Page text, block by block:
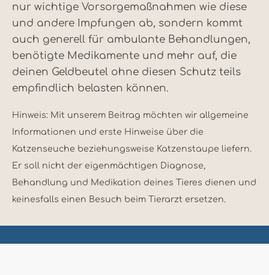
nur wichtige Vorsorgemaßnahmen wie diese
und andere Impfungen ab, sondern kommt
auch generell für ambulante Behandlungen,
benötigte Medikamente und mehr auf, die
deinen Geldbeutel ohne diesen Schutz teils
empfindlich belasten können.
Hinweis: Mit unserem Beitrag möchten wir allgemeine
Informationen und erste Hinweise über die
Katzenseuche beziehungsweise Katzenstaupe liefern.
Er soll nicht der eigenmächtigen Diagnose,
Behandlung und Medikation deines Tieres dienen und
keinesfalls einen Besuch beim Tierarzt ersetzen.